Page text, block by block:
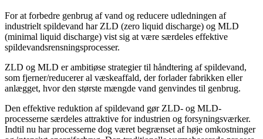
For at forbedre genbrug af vand og reducere udledningen af
industrielt spildevand har ZLD (zero liquid discharge) og MLD
(minimal liquid discharge) vist sig at være særdeles effektive
spildevandsrensningsprocesser.
ZLD og MLD er ambitiøse strategier til håndtering af spildevand,
som fjerner/reducerer al væskeaffald, der forlader fabrikken eller
anlægget, hvor den største mængde vand genvindes til genbrug.
Den effektive reduktion af spildevand gør ZLD- og MLD-
processerne særdeles attraktive for industrien og forsyningsværker.
Indtil nu har processerne dog været begrænset af høje omkostninger